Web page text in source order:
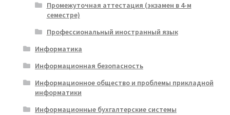
Промежуточная аттестация (экзамен в 4-м
семестре)
Профессиональный иностранный язык
Информатика
Информационная безопасность
Информационное общество и проблемы прикладной
информатики
Информационные бухгалтерские системы